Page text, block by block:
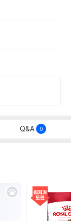
Q&A 0